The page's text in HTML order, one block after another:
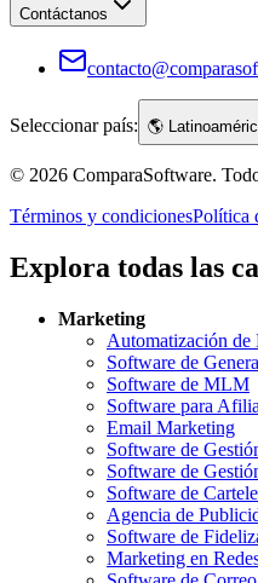
Contáctanos
Seleccionar país: 🌎
© 2026 ComparaSoftware.
Términos y condicionesPolítica
Explora todas las
Marketing
Automatización de
Software de
Software de MLM
Software para
Email Marketing
Software de
Software de
Software de
Agencia de
Software de
Marketing en